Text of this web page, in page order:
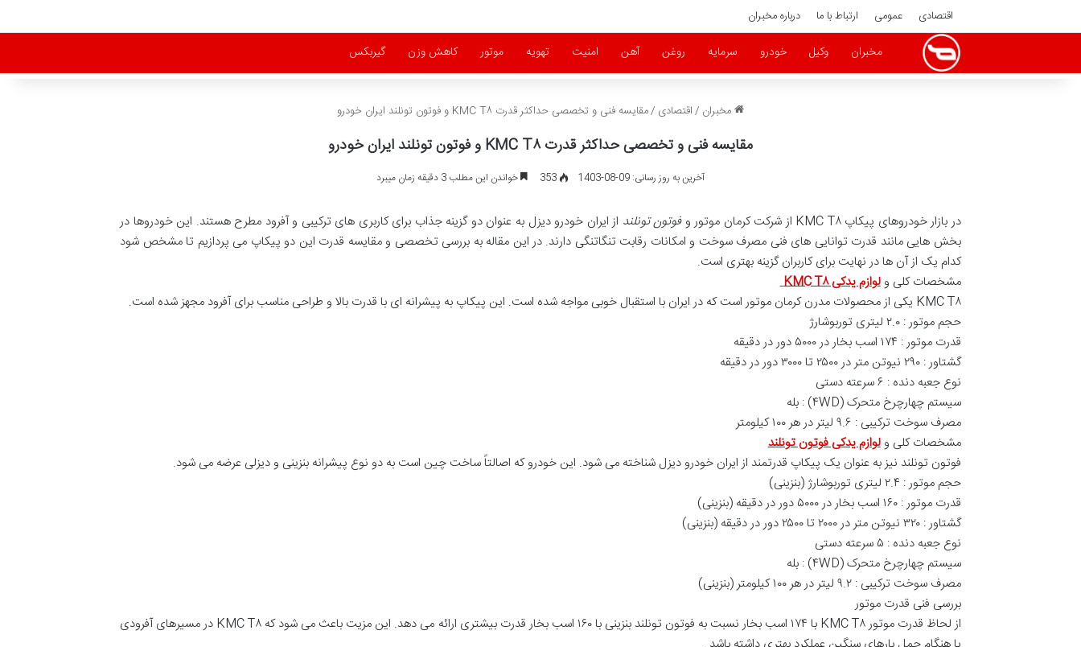
اقتصادی عمومی ارتباط با ما درباره مخبران
مخبران وکیل خودرو سرمایه روغن آهن امنیت تهویه موتور کاهش وزن گیربکس
مخبران /اقتصادی /مقایسه فنی و تخصصی حداکثر قدرت KMC T۸ و فوتون تونلند ایران خودرو
مقایسه فنی و تخصصی حداکثر قدرت KMC T۸ و فوتون تونلند ایران خودرو
آخرین به روز رسانی: 09-08-1403 353 خواندن این مطلب 3 دقیقه زمان میبرد
در بازار خودروهای پیکاپ KMC T۸ از شرکت کرمان موتور و فوتون تونلند از ایران خودرو دیزل به عنوان دو گزینه جذاب برای کاربری های ترکیبی و آفرود مطرح هستند. این خودروها در
بخش هایی مانند قدرت توانایی های فنی مصرف سوخت و امکانات رقابت تنگاتنگی دارند. در این مقاله به بررسی تخصصی و مقایسه قدرت این دو پیکاپ می پردازیم تا مشخص شود
کدام یک از آن ها در نهایت برای کاربران گزینه بهتری است.
مشخصات کلی ولوازم یدکی KMC T۸
KMC T۸ یکی از محصولات مدرن کرمان موتور است که در ایران با استقبال خوبی مواجه شده است. این پیکاپ به پیشرانه ای با قدرت بالا و طراحی مناسب برای آفرود مجهز شده است.
حجم موتور : ۲.۰ لیتری توربوشارژ
قدرت موتور : ۱۷۴ اسب بخار در ۵۰۰۰ دور در دقیقه
گشتاور : ۲۹۰ نیوتن متر در ۲۵۰۰ تا ۳۰۰۰ دور در دقیقه
نوع جعبه دنده : ۶ سرعته دستی
سیستم چهارچرخ متحرک (۴WD) : بله
مصرف سوخت ترکیبی : ۹.۶ لیتر در هر ۱۰۰ کیلومتر
مشخصات کلی ولوازم یدکی فوتون تونلند
فوتون تونلند نیز به عنوان یک پیکاپ قدرتمند از ایران خودرو دیزل شناخته می شود. این خودرو که اصالتاً ساخت چین است به دو نوع پیشرانه بنزینی و دیزلی عرضه می شود.
حجم موتور : ۲.۴ لیتری توربوشارژ (بنزینی)
قدرت موتور : ۱۶۰ اسب بخار در ۵۰۰۰ دور در دقیقه (بنزینی)
گشتاور : ۳۲۰ نیوتن متر در ۲۰۰۰ تا ۲۵۰۰ دور در دقیقه (بنزینی)
نوع جعبه دنده : ۵ سرعته دستی
سیستم چهارچرخ متحرک (۴WD) : بله
مصرف سوخت ترکیبی : ۹.۲ لیتر در هر ۱۰۰ کیلومتر (بنزینی)
بررسی فنی قدرت موتور
از لحاظ قدرت موتور KMC T۸ با ۱۷۴ اسب بخار نسبت به فوتون تونلند بنزینی با ۱۶۰ اسب بخار قدرت بیشتری ارائه می دهد. این مزیت باعث می شود که KMC T۸ در مسیرهای آفرودی